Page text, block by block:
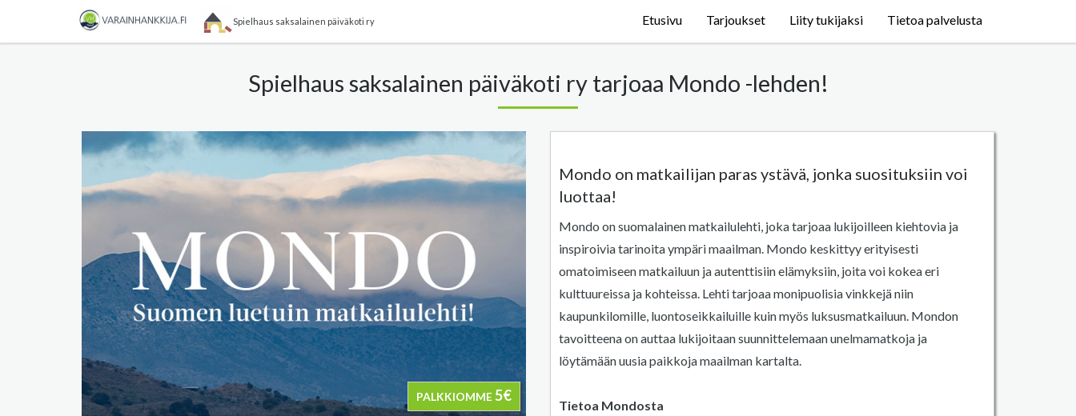
Spielhaus saksalainen päiväkoti ry Etusivu Tarjoukset Liity tukijaksi Tietoa palvelusta
Spielhaus saksalainen päiväkoti ry tarjoaa Mondo -lehden!
PALKKIOMME5€
Mondo on matkailijan paras ystävä, jonka suosituksiin voi
luottaa!
Mondo on suomalainen matkailulehti, joka tarjoaa lukijoilleen kiehtovia ja
inspiroivia tarinoita ympäri maailman. Mondo keskittyy erityisesti
omatoimiseen matkailuun ja autenttisiin elämyksiin, joita voi kokea eri
kulttuureissa ja kohteissa. Lehti tarjoaa monipuolisia vinkkejä niin
kaupunkilomille, luontoseikkailuille kuin myös luksusmatkailuun. Mondon
tavoitteena on auttaa lukijoitaan suunnittelemaan unelmamatkoja ja
löytämään uusia paikkoja maailman kartalta.
Tietoa Mondosta